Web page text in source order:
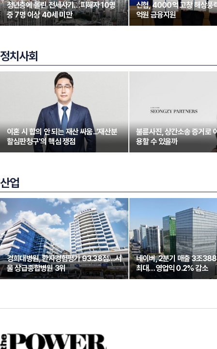
청년층에 몰린 전세사기…피해자 10명
중 7명 이상 40세 미만
신협, 4000억 고창 해상풍
억원 금융지원
정치사회
이혼 시 합의 안 되는 재산 싸움...'재산분
할심판청구'의 핵심 쟁점
불륜사진, 상간소송 증거로
용할 수 있을까
산업
경희대병원, 환자경험평가 93.38점…서
울 상급종합병원 3위
네이버, 2분기 매출 3조
최대…영업익 0.2% 감소